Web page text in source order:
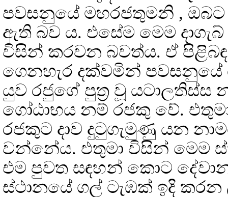
පවසනුයේ මහරජතුමනි ,
ඇති බව ය. එසේම මෙම
විසින් කරවන බවත්ය. ඒ පිළිබඳ
ගෙනහැර දක්වමින් පවසනුයේ
යුව රජුගේ පුත්‍ර වූ
ගෝඨාභය නම් රජකු වේ.
රජකුට දාව දුටුගැමුණු යන
වන්නේය. එතුමා විසින් මෙම
එම පුවත සඳහන් කොට
ස්ථානයේ ගල් ටැඹක් ඉදි කරන